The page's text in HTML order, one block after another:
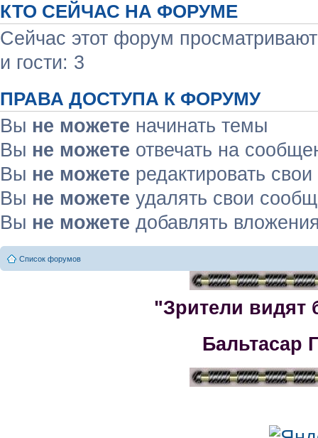
КТО СЕЙЧАС НА ФОРУМЕ
Сейчас этот форум
и гости: 3
ПРАВА ДОСТУПА К ФОРУМУ
Вы не можете начинать темы
Вы не можете отвечать на
Вы не можете редактировать
Вы не можете удалять свои
Вы не можете добавлять
Список форумов
"Зрители видят
Бальтасар